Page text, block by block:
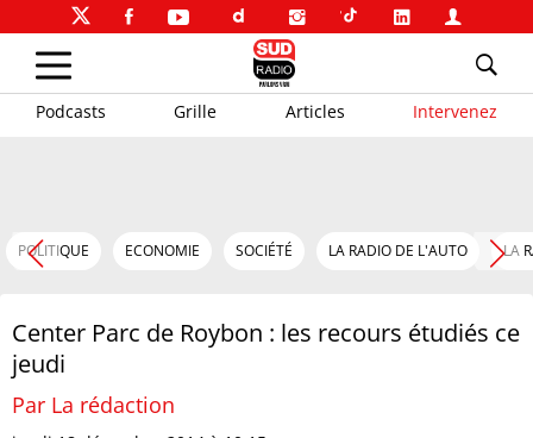
Podcasts Grille Articles Intervenez
POLITIQUE ECONOMIE SOCIÉTÉ LA RADIO DE L'AUTO LA
Center Parc de Roybon : les recours étudiés ce
jeudi
Par La rédaction